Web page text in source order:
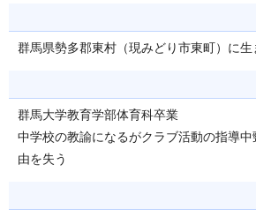
群馬県勢多郡東村（現みどり市東町）に生
群馬大学教育学部体育科卒業
中学校の教諭になるがクラブ活動の指導
由を失う